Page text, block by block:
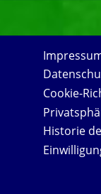
Cookie-
Historie